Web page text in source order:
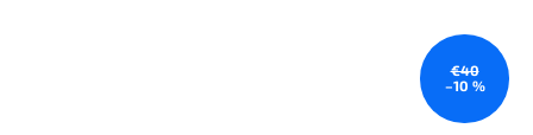
€40
–10 %